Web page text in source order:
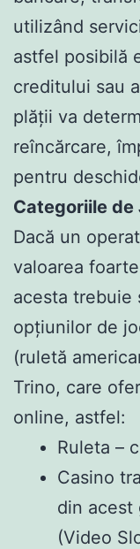
utilizând
astfel posibilă
creditului sau
plății va
reîncărcare,
pentru
Categoriile de
Dacă un
valoarea
acesta trebuie
opțiunilor de
(ruletă
Trino, care
online, astfel:
Ruleta –
Casino
din acest
(Video